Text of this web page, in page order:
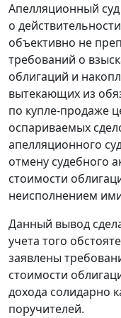
Апелляционный
о
объективно не
требований о
облигаций и
вытекающих из
по купле-продаже
оспариваемых
апелляционного
отмену судебного
стоимости
неисполнением
Данный вывод
учета того
заявлены
стоимости
дохода солидарно
поручителей.